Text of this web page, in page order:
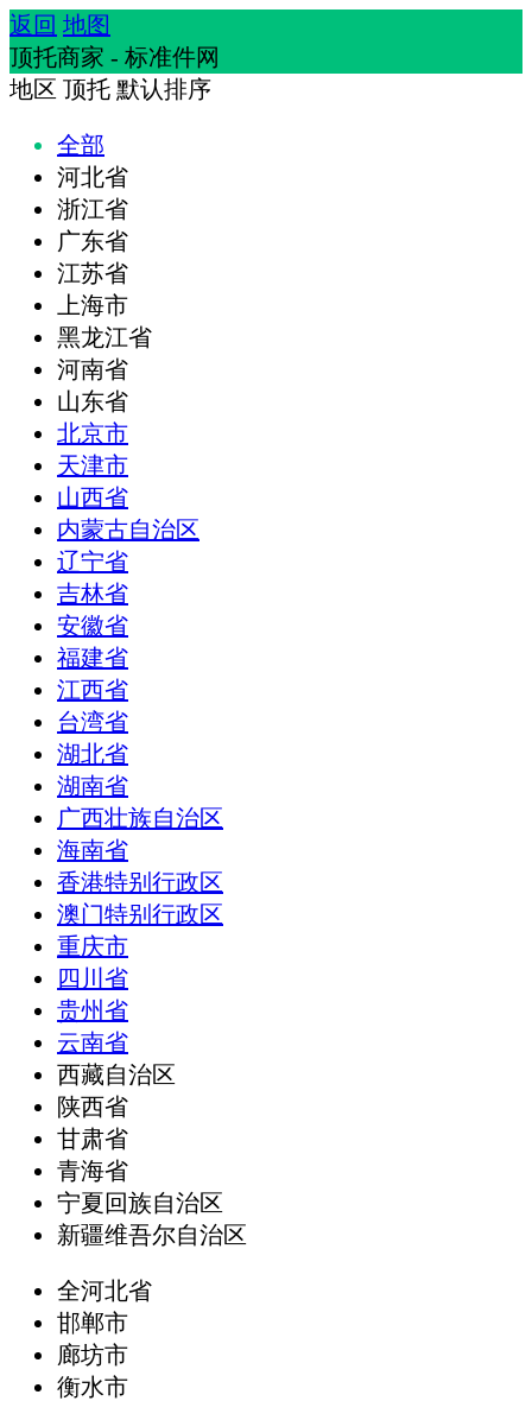
返回 地图
顶托商家 - 标准件网
地区 顶托 默认排序
全部
河北省
浙江省
广东省
江苏省
上海市
黑龙江省
河南省
山东省
北京市
天津市
山西省
内蒙古自治区
辽宁省
吉林省
安徽省
福建省
江西省
台湾省
湖北省
湖南省
广西壮族自治区
海南省
香港特别行政区
澳门特别行政区
重庆市
四川省
贵州省
云南省
西藏自治区
陕西省
甘肃省
青海省
宁夏回族自治区
新疆维吾尔自治区
全河北省
邯郸市
廊坊市
衡水市